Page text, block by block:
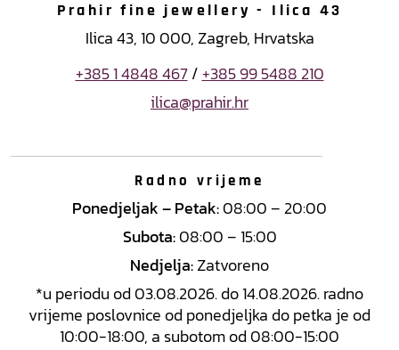
Prahir fine jewellery - Ilica 43
Ilica 43, 10 000, Zagreb, Hrvatska
+385 1 4848 467/+385 99 5488 210
ilica@prahir.hr
Radno vrijeme
Ponedjeljak – Petak:08:00 – 20:00
Subota:08:00 – 15:00
Nedjelja:Zatvoreno
*u periodu od 03.08.2026. do 14.08.2026. radno
vrijeme poslovnice od ponedjeljka do petka je od
10:00-18:00, a subotom od 08:00-15:00